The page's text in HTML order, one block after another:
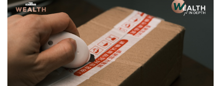
ABOUT THE AUTHOR